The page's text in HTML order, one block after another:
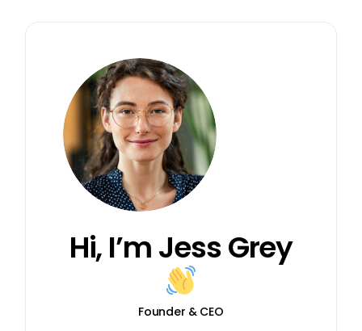
Hi, I’mJess Grey
Founder & CEO